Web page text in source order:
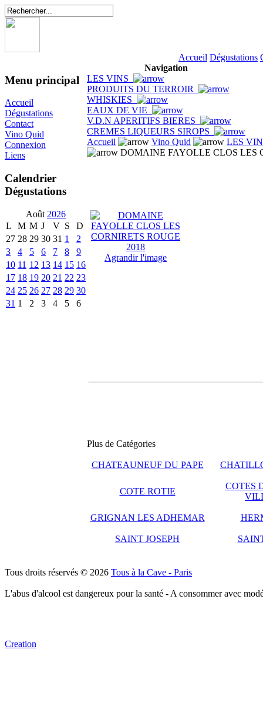
Accueil Dégustations
Menu principal
Accueil
Dégustations
Contact
Vino Quid
Connexion
Liens
Calendrier
Dégustations
Août 2026
L
M M J V S
D
27 28 29 30 31 1
2
3
4 5 6 7 8
9
10 11 12 13 14 15 16
17 18 19 20 21 22 23
24 25 26 27 28 29 30
31 1 2 3 4 5 6
Navigation
LES VINS
PRODUITS DU TERROIR
WHISKIES
EAUX DE VIE
V.D.N APERITIFS BIERES
CREMES LIQUEURS SIROPS
Accueil
Vino Quid
LES
DOMAINE FAYOLLE CLOS LES
Agrandir l'image
Plus de Catégories
CHATEAUNEUF DU PAPE
COTE ROTIE
COTES
GRIGNAN LES ADHEMAR
SAINT JOSEPH
Tous droits réservés © 2026 Tous à la Cave - Paris
L'abus d'alcool est dangereux pour la santé - A consommer avec
Creation